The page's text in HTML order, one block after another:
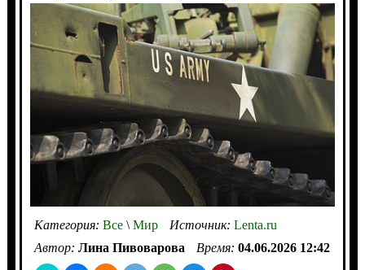
Категория: Все\Мир Источник: Lenta.ru
Автор: Лина Пивоварова Время: 04.06.2026 12:42